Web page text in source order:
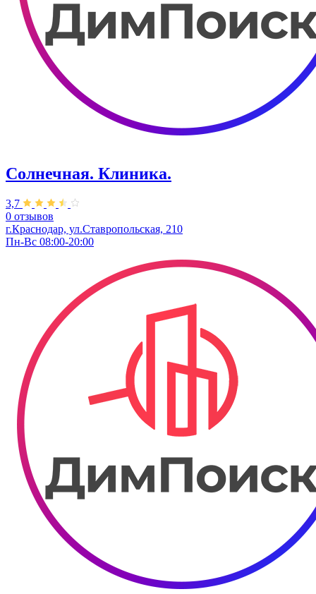
Солнечная. Клиника.
3,7
0 отзывов
г.Краснодар, ул.Ставропольская, 210
Пн-Вс 08:00-20:00